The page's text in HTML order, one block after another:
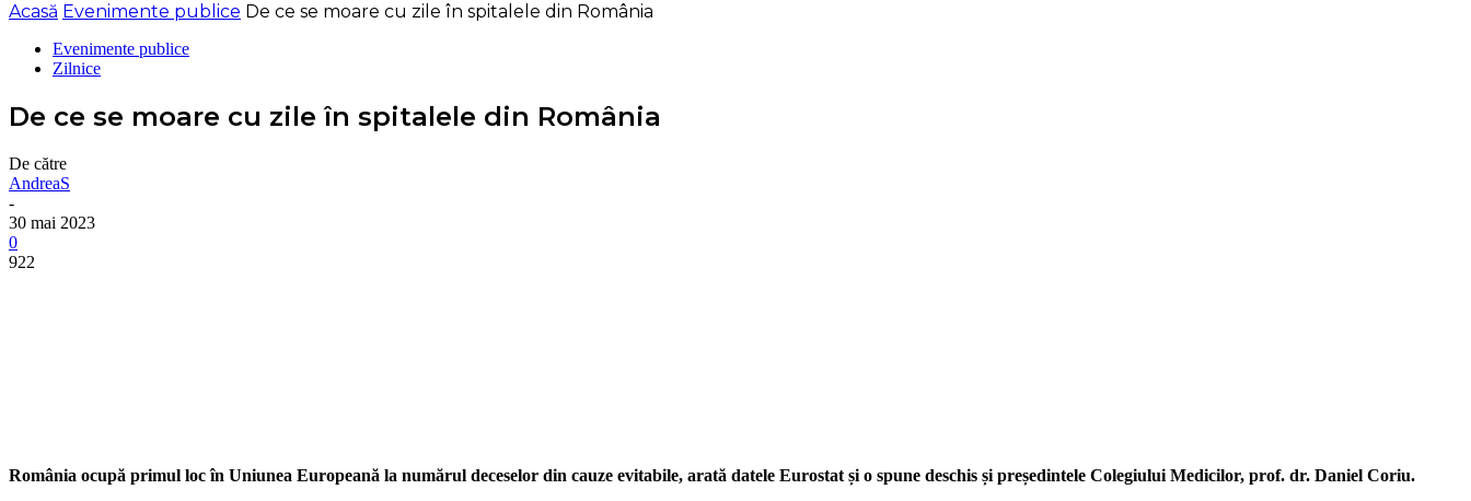
Acasă Evenimente publice De ce se moare cu zile în spitalele din România
Evenimente publice
Zilnice
De ce se moare cu zile în spitalele din România
De către
AndreaS
-
30 mai 2023
0
922
​România ocupă primul loc în Uniunea Europeană la numărul deceselor din cauze evitabile, arată datele Eurostat și o spune deschis și președintele Colegiului Medicilor, prof. dr. Daniel Coriu.